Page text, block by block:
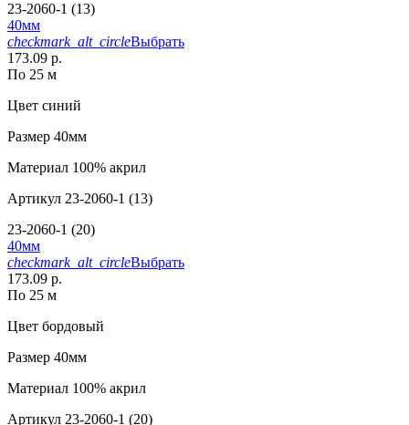
23-2060-1 (13)
40мм
checkmark_alt_circleВыбрать
173.09 р.
По 25 м
Цвет синий
Размер 40мм
Материал 100% акрил
Артикул 23-2060-1 (13)
23-2060-1 (20)
40мм
checkmark_alt_circleВыбрать
173.09 р.
По 25 м
Цвет бордовый
Размер 40мм
Материал 100% акрил
Артикул 23-2060-1 (20)